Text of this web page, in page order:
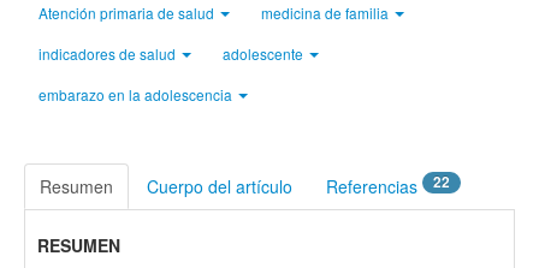
Atención primaria de salud
medicina de familia
indicadores de salud
adolescente
embarazo en la adolescencia
Resumen Cuerpo del artículo Referencias 22
RESUMEN